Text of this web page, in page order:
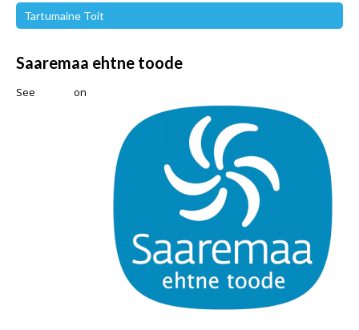
Tartumaine Toit
Saaremaa ehtne toode
See on